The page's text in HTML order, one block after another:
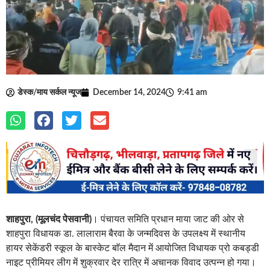
डेस्क/माय सर्कल न्यूज December 14, 2024 9:41 am
शाहपुरा, (मूलचंद पेसवानी) । पंचायत समिति प्रधान माया जाट की ओर से
शाहपुरा विधायक डा. लालाराम बैरवा के जन्मदिवस के उपलक्ष्य में स्थानीय
हायर सेकेंडरी स्कूल के बास्केट बाॅल मैदान में आयोजित विधायक प्रो कबड्डी
नाइट प्रीमियर लीग में शुक्रवार देर रात्रि में अचानक विवाद उत्पन्न हो गया।